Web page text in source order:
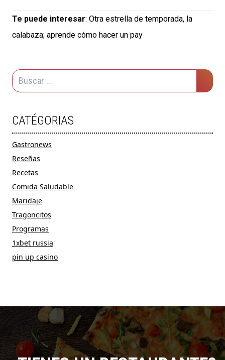
Te puede interesar: Otra estrella de temporada, la
calabaza; aprende cómo hacer un pay
CATÉGORIAS
Gastronews
Reseñas
Recetas
Comida Saludable
Maridaje
Tragoncitos
Programas
1xbet russia
pin up casino